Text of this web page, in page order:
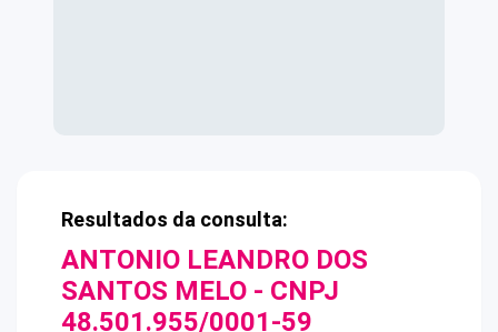
Resultados da consulta:
ANTONIO LEANDRO DOS
SANTOS MELO - CNPJ
48.501.955/0001-59